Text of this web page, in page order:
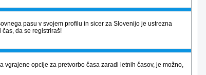
pasu v svojem profilu in sicer za Slovenijo je ustrezna
da se registriraš!
opcije za pretvorbo časa zaradi letnih časov, je možno,